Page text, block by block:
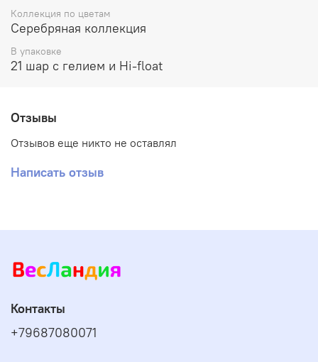
Коллекция по цветам
Серебряная коллекция
В упаковке
21 шар с гелием и Hi-float
Отзывы
Отзывов еще никто не оставлял
Написать отзыв
Контакты
+79687080071